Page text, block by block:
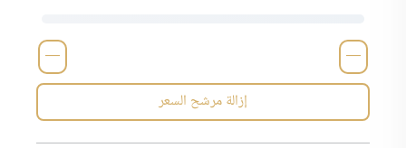
—
—
إزالة مرشح السعر